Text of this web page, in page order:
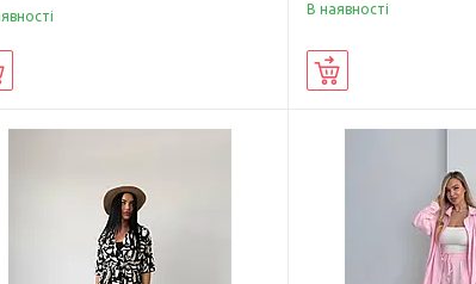
В наявності